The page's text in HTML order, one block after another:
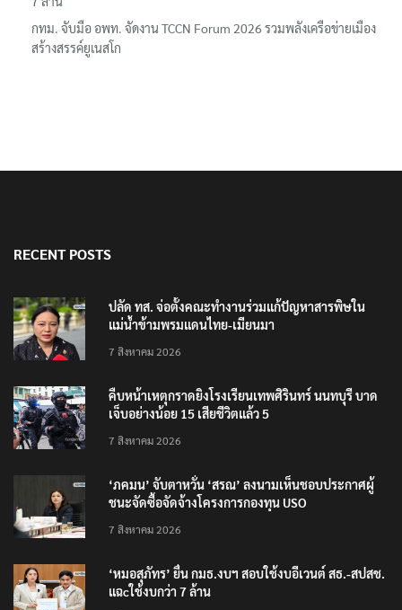
กทม. จับมือ อพท. จัดงาน TCCN Forum 2026 รวมพลังเครือข่ายเมือง
สร้างสรรค์ยูเนสโก
RECENT POSTS
ปลัด ทส. จ่อตั้งคณะทำงานร่วมแก้ปัญหาสารพิษใน
แม่น้ำข้ามพรมแดนไทย-เมียนมา
7 สิงหาคม 2026
คืบหน้าเหตุกราดยิงโรงเรียนเทพศิรินทร์ นนทบุรี บาด
เจ็บอย่างน้อย 15 เสียชีวิตแล้ว 5
7 สิงหาคม 2026
‘ภคมน’ จับตาหวั่น ‘สรณ’ ลงนามเห็นชอบประกาศผู้
ชนะจัดซื้อจัดจ้างโครงการกองทุน USO
7 สิงหาคม 2026
‘หมอสุภัทร’ ยื่น กมธ.งบฯ สอบใช้งบอีเวนต์ สธ.-สปสช.
แฉcใช้งบกว่า 7 ล้าน